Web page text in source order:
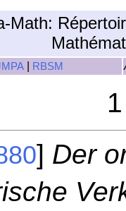
Math:
RBSM
] Der